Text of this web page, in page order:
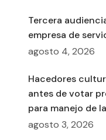
Tercera
empresa de
agosto 4, 2026
Hacedores
antes de votar
para manejo de
agosto 3, 2026